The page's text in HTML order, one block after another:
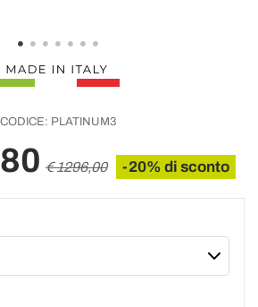
CODICE: PLATINUM3
€ 1296,00 -20% di sconto